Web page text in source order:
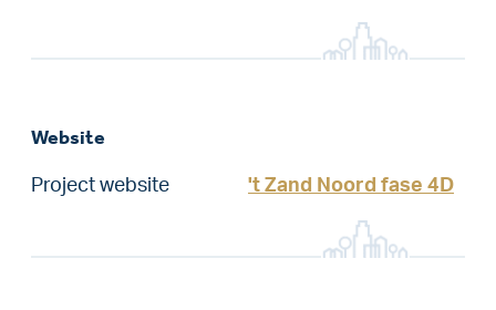
Website
Project website 't Zand Noord fase 4D